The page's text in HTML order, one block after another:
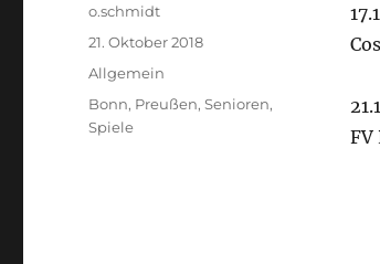
FV
Autor
o.schmidt
Veröffentlicht
am
21. Oktober 2018
Kategorien
Allgemein
Schlagwörter
Bonn, Preußen,Senioren,
Spiele